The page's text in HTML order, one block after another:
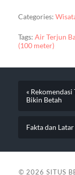
Categories:
Tags: Air Terjun
(100 meter)
«
Bikin Betah
Fakta dan
© 2026 SITUS